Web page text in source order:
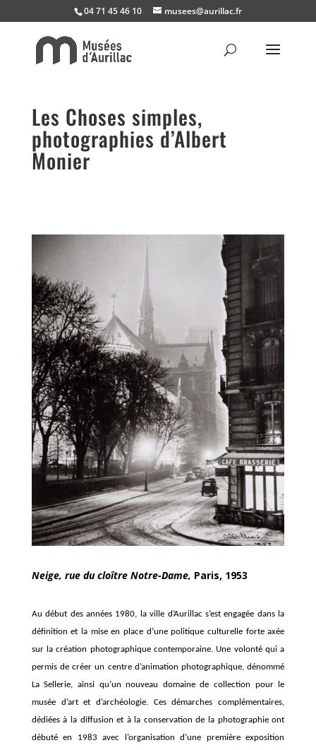
04 71 45 46 10 musees@aurillac.fr
Les Choses simples,
photographies d’Albert
Monier
Neige, rue du cloître Notre-Dame, Paris, 1953
Au début des années 1980, la ville d’Aurillac s’est engagée dans la
définition et la mise en place d’une politique culturelle forte axée
sur la création photographiquecontemporaine.Une volonté qui a
permis de créer un centre d’animation photographique,dénommé
La Sellerie, ainsi qu’un nouveau domaine de collection pour le
musée d’art et d’archéologie. Cesdémarches complémentaires,
dédiées à la diffusion et à la conservationde la photographieont
débutéen 1983avec l’organisation d’une premièreexposition